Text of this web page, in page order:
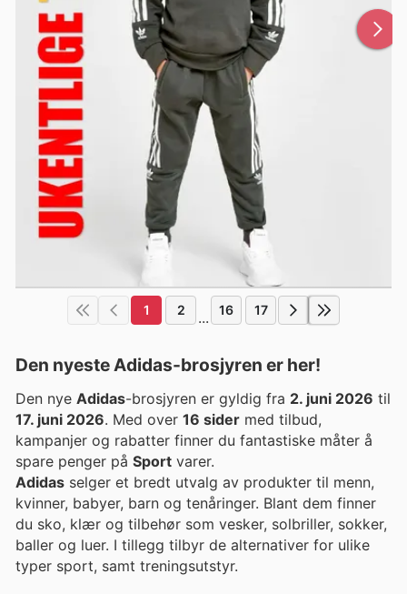
1 2 ... 16 17
Den nyeste Adidas-brosjyren er her!
Den nye Adidas-brosjyren er gyldig fra 2. juni 2026 til
17. juni 2026. Med over 16 sider med tilbud,
kampanjer og rabatter finner du fantastiske måter å
spare penger på Sport varer.
Adidas selger et bredt utvalg av produkter til menn,
kvinner, babyer, barn og tenåringer. Blant dem finner
du sko, klær og tilbehør som vesker, solbriller, sokker,
baller og luer. I tillegg tilbyr de alternativer for ulike
typer sport, samt treningsutstyr.